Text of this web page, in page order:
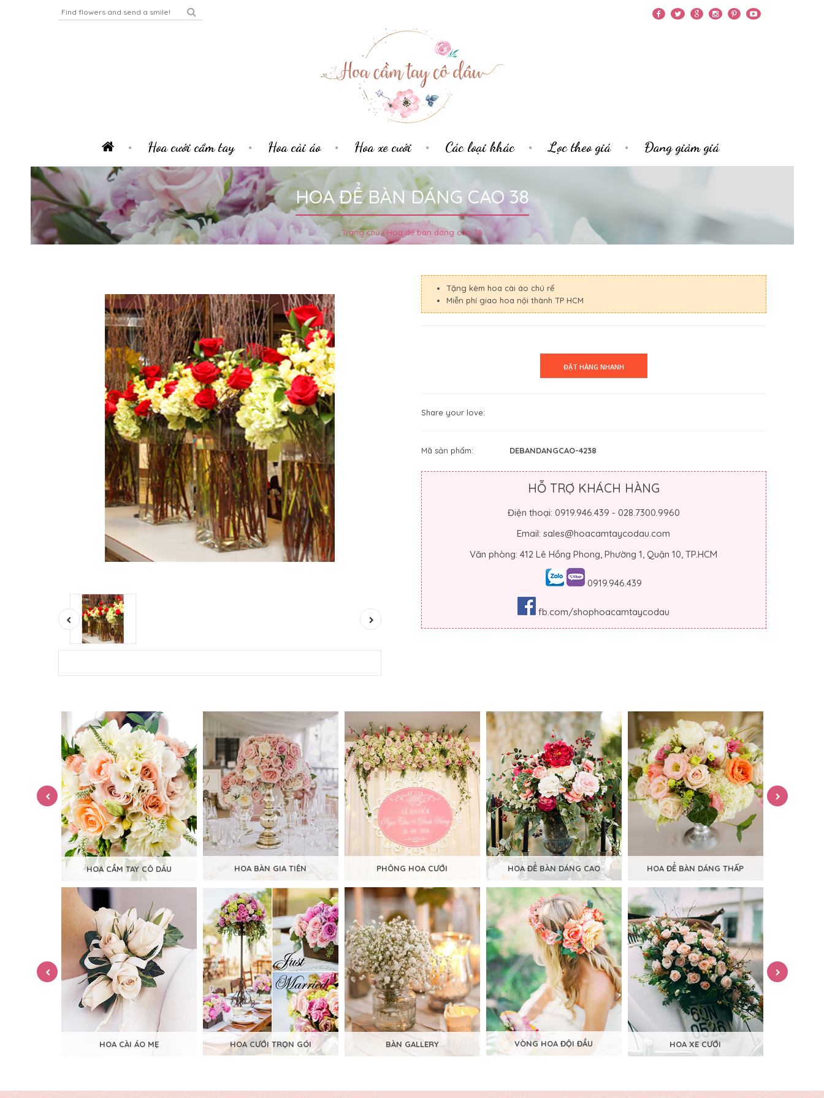
Hoa cưới cầm tay Hoa cài áo Hoa xe cưới Các loại khác Lọc theo giá Đang giảm giá
HOA ĐỂ BÀN DÁNG CAO 38
Trang chủ Hoa để bàn dáng cao 38
Tặng kèm hoa cài áo chú rể
Miễn phí giao hoa nội thành TP HCM
Share your love:
Mã sản phẩm: DEBANDANGCAO-4238
HỖ TRỢ KHÁCH HÀNG
Điện thoại: 0919.946.439 - 028.7300.9960
Email: sales@hoacamtaycodau.com
Văn phòng: 412 Lê Hồng Phong, Phường 1, Quận 10, TP.HCM
0919.946.439
fb.com/shophoacamtaycodau
HOA CẦM TAY CÔ DÂU HOA BÀN GIA TIÊN PHÔNG HOA CƯỚI HOA ĐỂ BÀN DÁNG CAO HOA ĐỂ BÀN DÁNG THẤP
HOA CÀI ÁO MẸ HOA CƯỚI TRỌN GÓI BÀN GALLERY VÒNG HOA ĐỘI ĐẦU HOA XE CƯỚI